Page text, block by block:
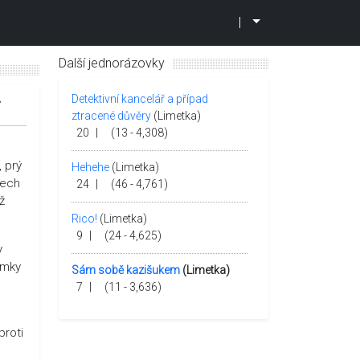
prý
Další jednorázovky
Detektivní kancelář a případ
ztracené důvěry (Limetka)
20
(13 - 4,308)
Hehehe (Limetka)
24
(46 - 4,761)
Rico! (Limetka)
9
(24 - 4,625)
Sám sobě kazišukem (Limetka)
7
(11 - 3,636)